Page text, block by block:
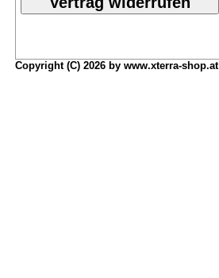
Copyright (C) 2026 by www.xterra-shop.at